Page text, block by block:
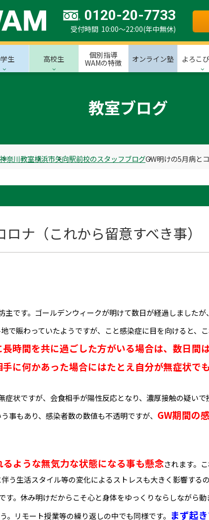
0120-20-7733
受付時間 10:00～22:00(年中無休)
生 高校生
個別指導
WAMの特徴
オンライン塾 よろこ
教室ブログ
神奈川教室横浜市矢向駅前校のスタッフブログGW明けの5月病と
ナ（これから留意すべき事）
です。ゴールデンウィークが明けて数日が経過しました
で賑わっていたようですが、こと感染症に目を向けると、
時間を共に過ごした方がいる場合は、数日間
に何かあった場合にはたとえ自分が無症状で
症状ですが、会食相手が陽性反応となり、濃厚接触の疑い
事もあり、感染者数の数値も不透明ですが、 GW期間の
るような無気力な状態になる事も懸念されます。
う生活スタイル等の変化によるストレスも大きく影響する
す。休み明けだからこそ心と身体をゆっくりならしながら動
。リモート授業等の繰り返しの中でも同様です。 まず起